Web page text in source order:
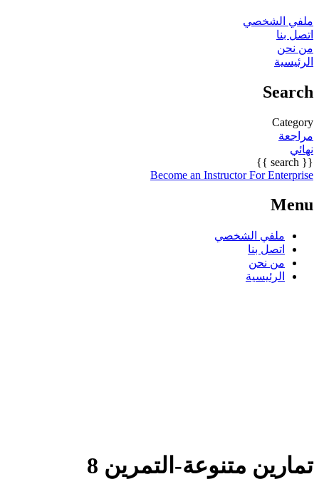
ملفي الشخصي
اتصل بنا
من نحن
الرئيسية
Search
Category
مراجعة
نهائي
{{ search }}
Become an Instructor For Enterprise
Menu
ملفي الشخصي
اتصل بنا
من نحن
الرئيسية
تمارين متنوعة-التمرين 8